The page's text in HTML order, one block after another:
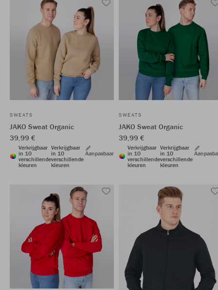
SWEATS
JAKO Sweat Organic
39,99 €
Verkrijgbaar
in 10
verschillende
kleuren
Verkrijgbaar
in 10
verschillende
kleuren
Aanpasbaar
SWEATS
JAKO Sweat Organic
39,99 €
Verkrijgbaar
in 10
verschillende
kleuren
Verkrijgbaar
in 10
verschillende
kleuren